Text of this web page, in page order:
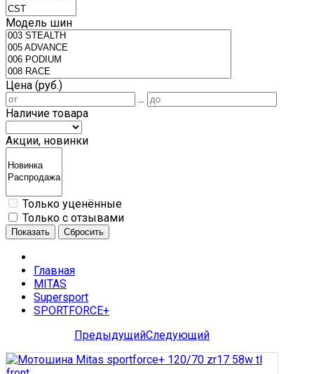
Модель шин
Цена (руб.)
...
Наличие товара
Акции, новинки
Только уценённые
Только с отзывами
Показать Сбросить
Главная
MITAS
Supersport
SPORTFORCE+
ПредыдущийСледующий